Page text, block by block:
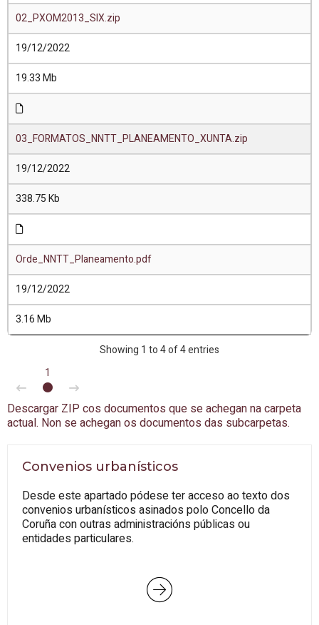
02_PXOM2013_SIX.zip
19/12/2022
19.33 Mb
03_FORMATOS_NNTT_PLANEAMENTO_XUNTA.zip
19/12/2022
338.75 Kb
Orde_NNTT_Planeamento.pdf
19/12/2022
3.16 Mb
Showing 1 to 4 of 4 entries
1
Descargar ZIP cos documentos que se achegan na carpeta
actual. Non se achegan os documentos das subcarpetas.
Convenios urbanísticos
Desde este apartado pódese ter acceso ao texto dos
convenios urbanísticos asinados polo Concello da
Coruña con outras administracións públicas ou
entidades particulares.